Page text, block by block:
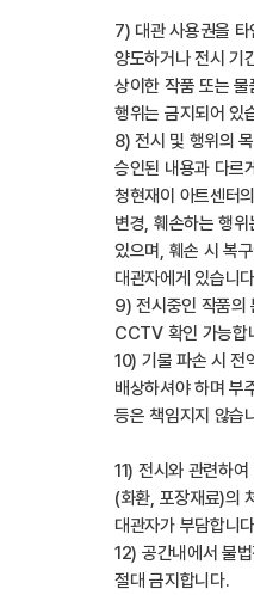
7) 대관 사용권을 타
양도하거나 전시 기
상이한 작품 또는 물
행위는 금지되어 있
8) 전시 및 행위의
승인된 내용과 다르
청현재이 아트센터
변경, 훼손하는 행위
있으며, 훼손 시 복
대관자에게 있습니
9) 전시중인 작품의
CCTV 확인 가능합
10) 기물 파손 시 전
배상하셔야 하며 부
등은 책임지지 않습
11) 전시와 관련하
(화환, 포장재료)의
대관자가 부담합니
12) 공간내에서 불
절대 금지합니다.